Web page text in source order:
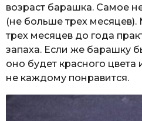
возраст барашка. Самое
(не больше трех
трех месяцев до года
запаха. Если же барашку
оно будет красного цвета
не каждому понравится.